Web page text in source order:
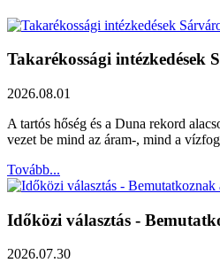
Takarékossági intézkedések
2026.08.01
A tartós hőség és a Duna rekord
vezet be mind az áram-, mind a
Tovább...
Időközi választás -
2026.07.30